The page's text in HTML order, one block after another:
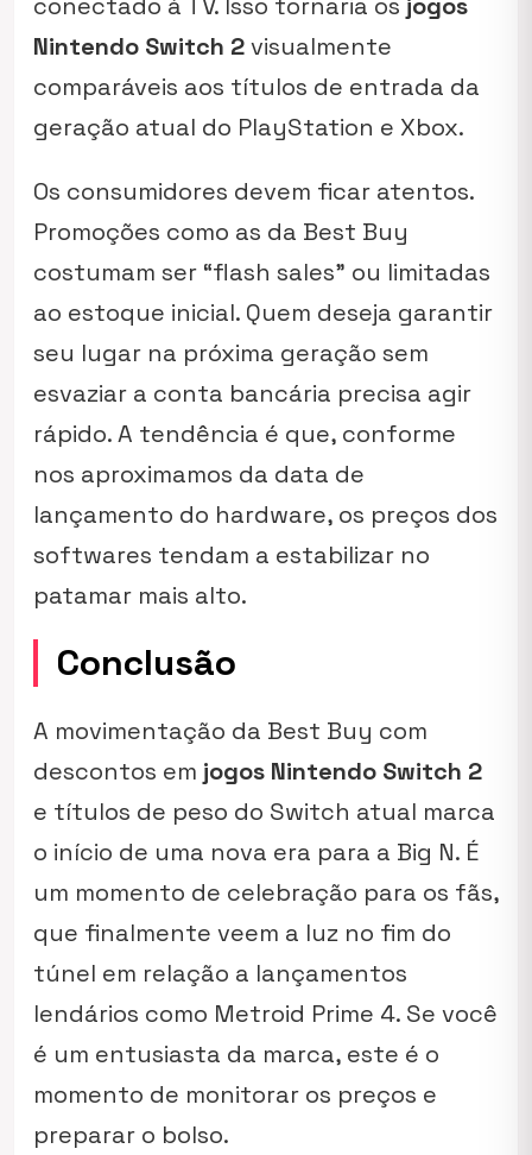
Nintendo Switch 2visualmente
comparáveis aos títulos de entrada da
geração atual do PlayStation e Xbox.
Os consumidores devem ficar atentos.
Promoções como as da Best Buy
costumam ser “flash sales” ou limitadas
ao estoque inicial. Quem deseja garantir
seu lugar na próxima geração sem
esvaziar a conta bancária precisa agir
rápido. A tendência é que, conforme
nos aproximamos da data de
lançamento do hardware, os preços dos
softwares tendam a estabilizar no
patamar mais alto.
Conclusão
A movimentação da Best Buy com
descontos em jogos Nintendo Switch 2
e títulos de peso do Switch atual marca
o início de uma nova era para a Big N. É
um momento de celebração para os fãs,
que finalmente veem a luz no fim do
túnel em relação a lançamentos
lendários como Metroid Prime 4. Se você
é um entusiasta da marca, este é o
momento de monitorar os preços e
preparar o bolso.